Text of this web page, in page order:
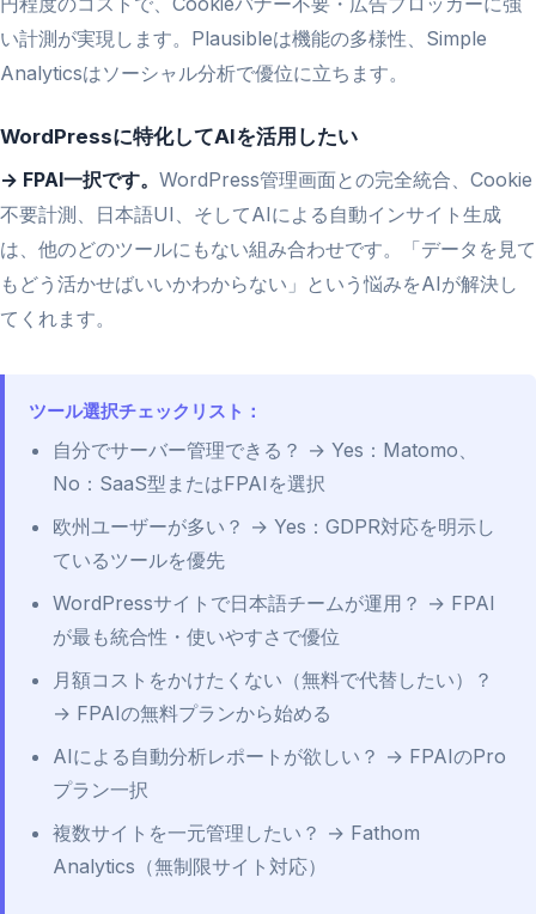
い計測が実現します。Plausibleは機能の多様性、Simple
Analyticsはソーシャル分析で優位に立ちます。
WordPressに特化してAIを活用したい
→ FPAI一択です。 WordPress管理画面との完全統合、Cookie
不要計測、日本語UI、そしてAIによる自動インサイト生成
は、他のどのツールにもない組み合わせです。「データを見て
もどう活かせばいいかわからない」という悩みをAIが解決し
てくれます。
ツール選択チェックリスト：
自分でサーバー管理できる？ → Yes：Matomo、
No：SaaS型またはFPAIを選択
欧州ユーザーが多い？ → Yes：GDPR対応を明示し
ているツールを優先
WordPressサイトで日本語チームが運用？ → FPAI
が最も統合性・使いやすさで優位
月額コストをかけたくない（無料で代替したい）？
→ FPAIの無料プランから始める
AIによる自動分析レポートが欲しい？ → FPAIのPro
プラン一択
複数サイトを一元管理したい？ → Fathom
Analytics（無制限サイト対応）